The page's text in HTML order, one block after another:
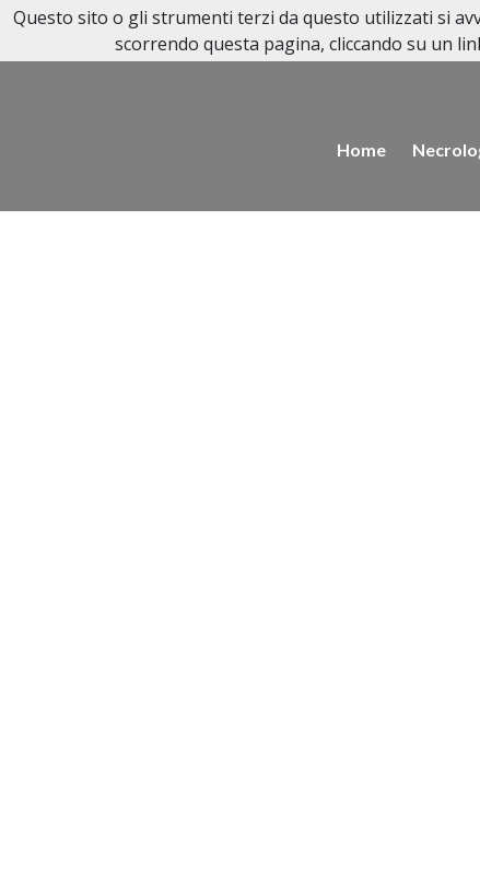
Home
Questo sito o gli strumenti terzi da questo utilizzati si
scorrendo questa pagina, cliccando su un